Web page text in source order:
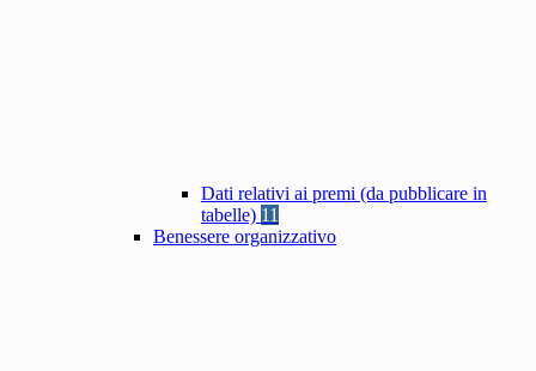
Dati relativi ai premi (da pubblicare in
tabelle) 11
Benessere organizzativo